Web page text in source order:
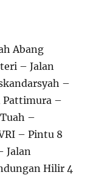
Abang
– Jalan
–
Pattimura –
–
– Pintu 8
Jalan
Hilir 4